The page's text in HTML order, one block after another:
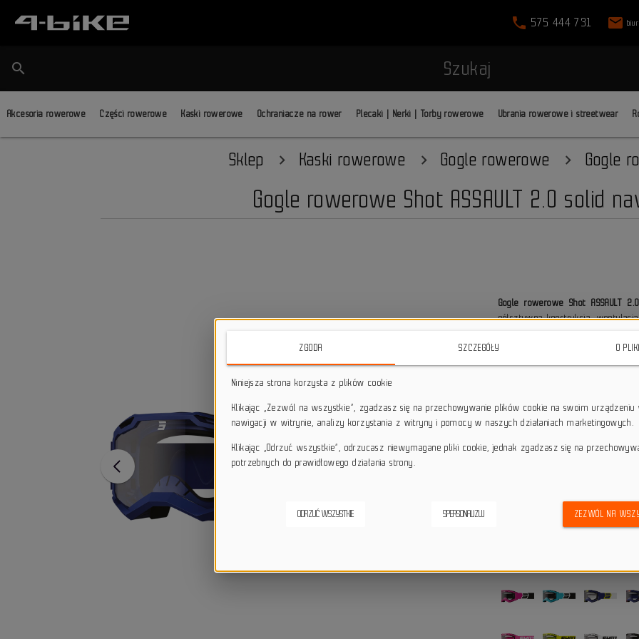
phone 575 444 731 mail
search Szukaj
Akcesoria rowerowe Części rowerowe Kaski rowerowe Ochraniacze na rower Plecaki | Nerki | Torby rowerowe Ubrania rowerowe i streetwear
Sklep Kaski rowerowe Gogle rowerowe Gogle
Gogle rowerowe Shot ASSAULT 2.0 solid
Gogle rowerowe Shot ASSAULT
półsztywną konstrukcją,
soczewką. Odkryj niezawodność i
star_borderstar_borderstar_borderstar_borderstar_border
local_shipping Darmowa dostawa przy
Dotyczy wysyłki na terenie
keyboard_return 14 dni na odstąpienie od
Alternatywne produkty
ZGODA SZCZEGÓŁY O
Niniejsza strona korzysta z plików cookie
Klikając „Zezwól na wszystkie”, zgadzasz się na przechowywanie plików cookie na swoim urządzeniu
nawigacji w witrynie, analizy korzystania z witryny i pomocy w naszych działaniach marketingowych.
Klikając „Odrzuć wszystkie”, odrzucasz niewymagane pliki cookie, jednak zgadzasz się na
potrzebnych do prawidłowego działania strony.
ODRZUĆ WSZYSTKIE SPERSONALIZUJ ZEZWÓL NA